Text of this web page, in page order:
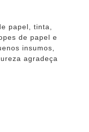
papel, tinta,
de papel e
insumos,
agradeça